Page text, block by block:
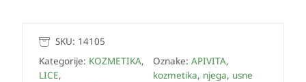
SKU: 14105
Kategorije: KOZMETIKA,
LICE,
Oznake: APIVITA,
kozmetika, njega, usne